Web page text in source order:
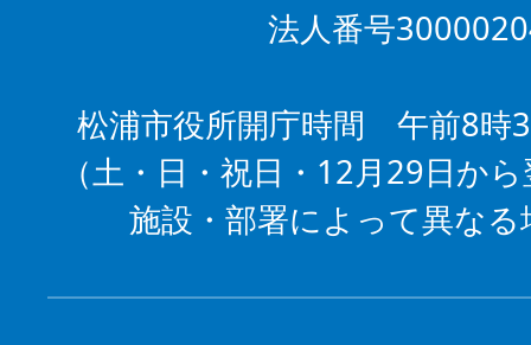
法人番号
松浦市役所開庁時間 午前8時
（土・日・祝日・12月29日か
施設・部署によって異な